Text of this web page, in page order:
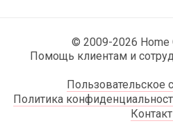
© 2009-2026 Home
Помощь клиентам и
Пользовательское
Политика